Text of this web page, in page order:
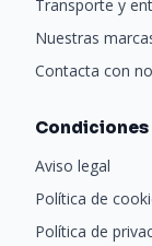
Transporte y
Nuestras
Contacta con
Condiciones
Aviso legal
Política de
Política de